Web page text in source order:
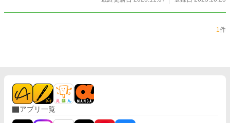
ぐ、たった一つの希望の物語だ。」 ✍作者より 『家鴨の空』を投稿していま
1件
アプリ一覧